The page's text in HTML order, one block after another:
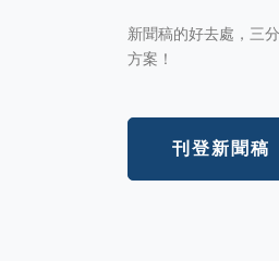
新聞稿的好去處，三
方案！
刊登新聞稿